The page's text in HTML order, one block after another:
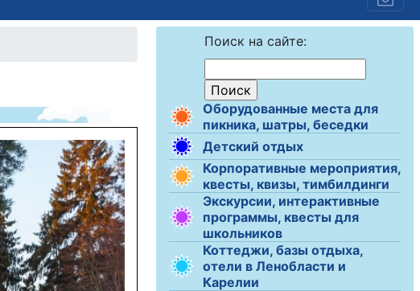
Поиск на сайте:
Оборудованные места для
пикника, шатры, беседки
Детский отдых
Корпоративные мероприятия,
квесты, квизы, тимбилдинги
Экскурсии, интерактивные
программы, квесты для
школьников
Коттеджи, базы отдыха,
отели в Ленобласти и
Карелии